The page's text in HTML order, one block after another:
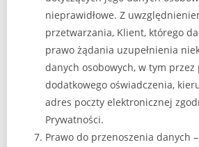
nieprawidłowe. Z
przetwarzania, Klient, którego
prawo żądania uzupełnienia
danych osobowych, w tym
dodatkowego oświadczenia,
adres poczty elektronicznej
Prywatności.
Prawo do przenoszenia danych